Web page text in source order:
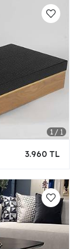
3.960 TL